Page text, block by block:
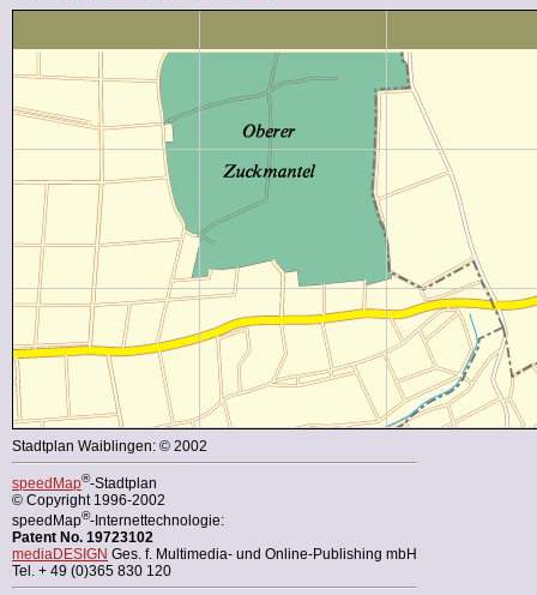
Stadtplan Waiblingen: © 2002
speedMap®-Stadtplan
© Copyright 1996-2002
speedMap®-Internettechnologie:
Patent No. 19723102
mediaDESIGN Ges. f. Multimedia- und Online-Publishing mbH
Tel. + 49 (0)365 830 120